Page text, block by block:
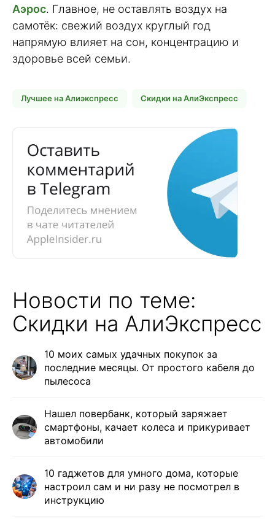
Аэрос. Главное, не оставлять воздух на
самотёк: свежий воздух круглый год
напрямую влияет на сон, концентрацию и
здоровье всей семьи.
Лучшее на Алиэкспресс Скидки на АлиЭкспресс
Новости по теме:
Скидки на АлиЭкспресс
10 моих самых удачных покупок за
последние месяцы. От простого кабеля до
пылесоса
Нашел повербанк, который заряжает
смартфоны, качает колеса и прикуривает
автомобили
10 гаджетов для умного дома, которые
настроил сам и ни разу не посмотрел в
инструкцию